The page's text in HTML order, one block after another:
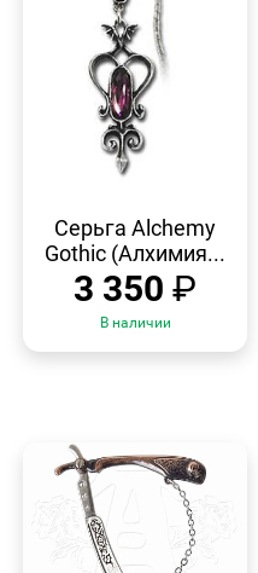
ПРОСМОТР
Серьга Alchemy
Gothic (Алхимия...
3 350 ₽
В наличии